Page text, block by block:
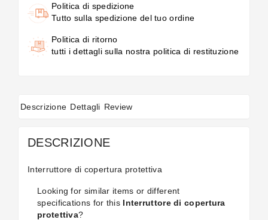
Politica di spedizione
Tutto sulla spedizione del tuo ordine
Politica di ritorno
tutti i dettagli sulla nostra politica di restituzione
Descrizione Dettagli Review
DESCRIZIONE
Interruttore di copertura protettiva
Looking for similar items or different
specifications for this Interruttore di copertura
protettiva?